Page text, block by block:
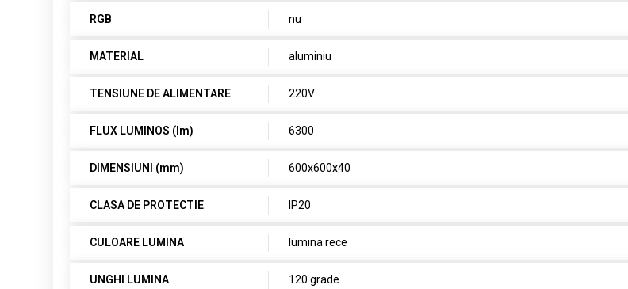
RGB nu
MATERIAL aluminiu
TENSIUNE DE ALIMENTARE 220V
FLUX LUMINOS (lm) 6300
DIMENSIUNI (mm) 600x600x40
CLASA DE PROTECTIE IP20
CULOARE LUMINA lumina rece
UNGHI LUMINA 120 grade